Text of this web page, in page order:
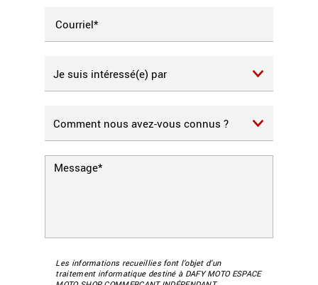
Les informations recueillies font l’objet d’un
traitement informatique destiné àDAFY MOTO ESPACE